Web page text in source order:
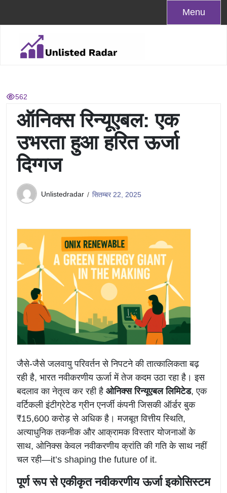
Menu
562
ऑनिक्स रिन्यूएबल: एक
उभरता हुआ हरित ऊर्जा
दिग्गज
Unlistedradar सितम्बर 22, 2025
जैसे-जैसे जलवायु परिवर्तन से निपटने की तात्कालिकता बढ़
रही है, भारत नवीकरणीय ऊर्जा में तेज कदम उठा रहा है। इस
बदलाव का नेतृत्व कर रही है ओनिक्स रिन्यूएबल लिमिटेड, एक
वर्टिकली इंटीग्रेटेड ग्रीन एनर्जी कंपनी जिसकी ऑर्डर बुक
₹15,600 करोड़ से अधिक है। मजबूत वित्तीय स्थिति,
अत्याधुनिक तकनीक और आक्रामक विस्तार योजनाओं के
साथ, ओनिक्स केवल नवीकरणीय क्रांति की गति के साथ नहीं
चल रही—it’s shaping the future of it.
पूर्ण रूप से एकीकृत नवीकरणीय ऊर्जा इकोसिस्टम